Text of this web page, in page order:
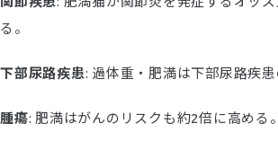
る。
下部尿路疾患: 過体重・肥満は下部尿路疾
腫瘍: 肥満はがんのリスクも約2倍に高める。